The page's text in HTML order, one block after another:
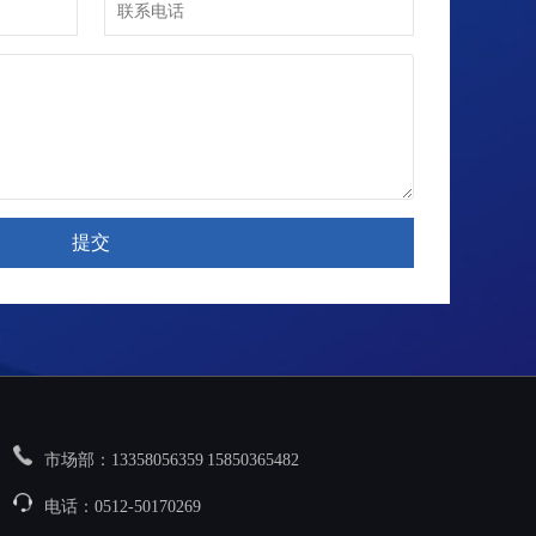
市场部：13358056359 15850365482
电话：0512-50170269